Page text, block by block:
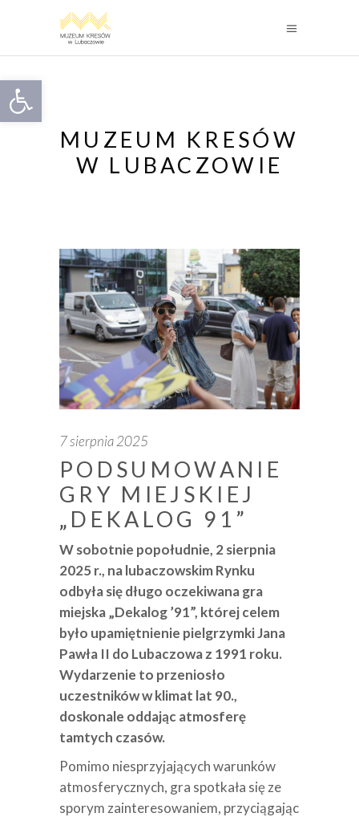
Otwórz pasek narzędzi
MUZEUM KRESÓW
W LUBACZOWIE
7 sierpnia 2025
PODSUMOWANIE
GRY MIEJSKIEJ
„DEKALOG 91”
W sobotnie popołudnie, 2 sierpnia
2025 r., na lubaczowskim Rynku
odbyła się długo oczekiwana gra
miejska „Dekalog ’91”, której celem
było upamiętnienie pielgrzymki Jana
Pawła II do Lubaczowa z 1991 roku.
Wydarzenie to przeniosło
uczestników w klimat lat 90.,
doskonale oddając atmosferę
tamtych czasów.
Pomimo niesprzyjających warunków
atmosferycznych, gra spotkała się ze
sporym zainteresowaniem, przyciągając